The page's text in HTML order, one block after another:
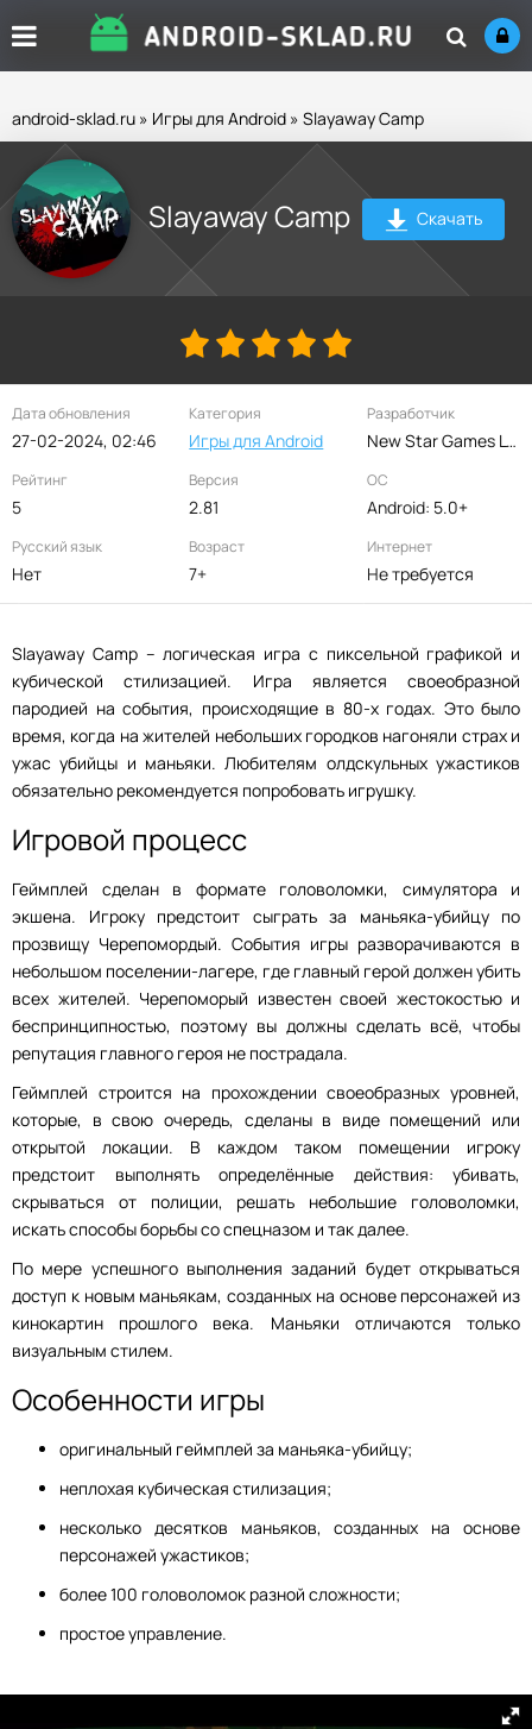
android-sklad.ru » Игры для Android » Slayaway Camp
Slayaway Camp Скачать
Дата обновления
27-02-2024, 02:46
Категория
Игры для Android
Разработчик
New Star Games LTD
Рейтинг
5
Версия
2.81
ОС
Android: 5.0+
Русский язык
Нет
Возраст
7+
Интернет
Не требуется
Slayaway Camp – логическая игра с пиксельной графикой и
кубической стилизацией. Игра является своеобразной
пародией на события, происходящие в 80-х годах. Это было
время, когда на жителей небольших городков нагоняли страх и
ужас убийцы и маньяки. Любителям олдскульных ужастиков
обязательно рекомендуется попробовать игрушку.
Игровой процесс
Геймплей сделан в формате головоломки, симулятора и
экшена. Игроку предстоит сыграть за маньяка-убийцу по
прозвищу Черепомордый. События игры разворачиваются в
небольшом поселении-лагере, где главный герой должен убить
всех жителей. Черепоморый известен своей жестокостью и
беспринципностью, поэтому вы должны сделать всё, чтобы
репутация главного героя не пострадала.
Геймплей строится на прохождении своеобразных уровней,
которые, в свою очередь, сделаны в виде помещений или
открытой локации. В каждом таком помещении игроку
предстоит выполнять определённые действия: убивать,
скрываться от полиции, решать небольшие головоломки,
искать способы борьбы со спецназом и так далее.
По мере успешного выполнения заданий будет открываться
доступ к новым маньякам, созданных на основе персонажей из
кинокартин прошлого века. Маньяки отличаются только
визуальным стилем.
Особенности игры
оригинальный геймплей за маньяка-убийцу;
неплохая кубическая стилизация;
несколько десятков маньяков, созданных на основе
персонажей ужастиков;
более 100 головоломок разной сложности;
простое управление.